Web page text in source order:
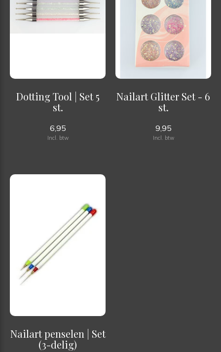
Dotting Tool | Set 5
st.
6,95
Incl. btw
Nailart Glitter Set - 6
st.
9,95
Incl. btw
Nailart penselen | Set
(3-delig)